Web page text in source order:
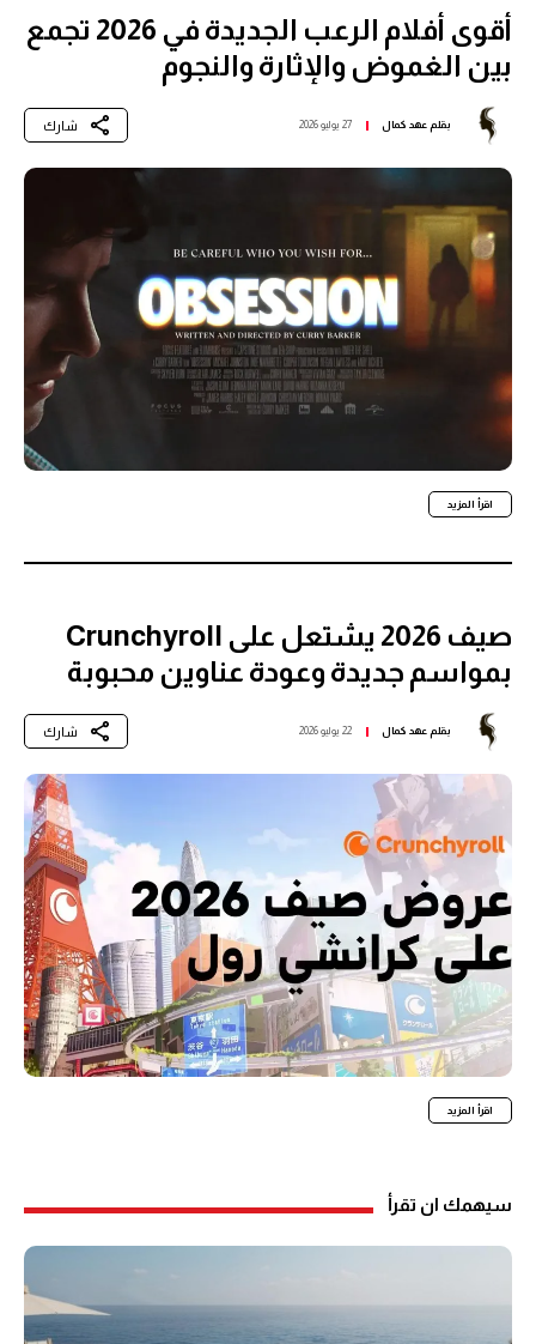
أقوى أفلام الرعب الجديدة في 2026 تجمع
بين الغموض والإثارة والنجوم
بقلمعهد كمال 27 يوليو 2026 شارك
اقرأ المزيد
صيف 2026 يشتعل على Crunchyroll
بمواسم جديدة وعودة عناوين محبوبة
بقلمعهد كمال 22 يوليو 2026 شارك
اقرأ المزيد
سيهمك ان تقرأ